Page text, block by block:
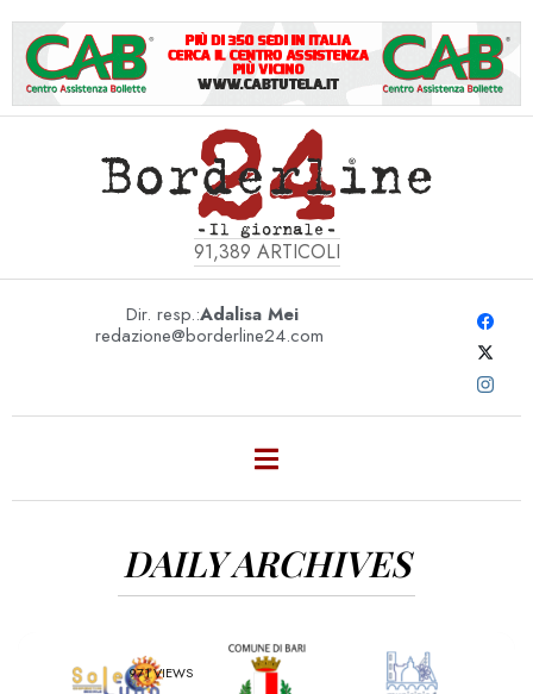
91,389 ARTICOLI
Dir. resp.:Adalisa Mei
redazione@borderline24.com
DAILY ARCHIVES
971 VIEWS